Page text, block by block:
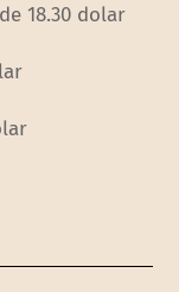
18.30 dolar